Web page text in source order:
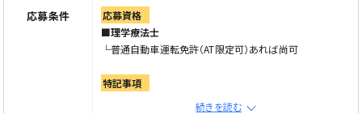
応募条件
応募資格
■理学療法士
└普通自動車運転免許（AT限定可）あれば尚可
特記事項
続きを読む